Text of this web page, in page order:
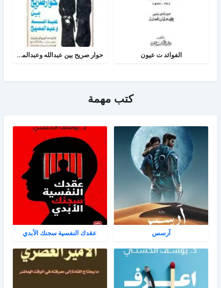
الفوائد ت عيون حوار صريح بين عبدالله وعبدالمسيح
كتب مهمة
آرسس عقدك النفسية سجنك الأبدي